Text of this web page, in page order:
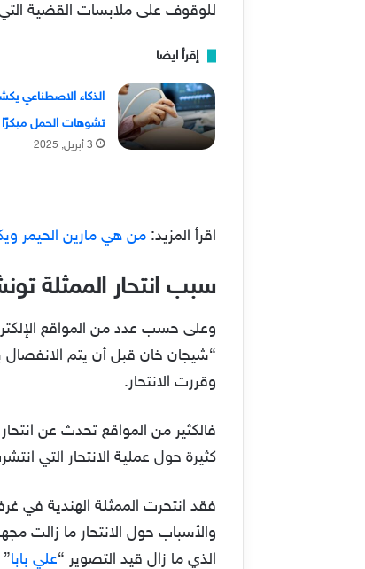
للوقوف على ملابسات القضية التي
إقرأ ايضا
الذكاء الاصطناعي
تشوهات الحمل مبكرًا
3 أبريل, 2025
اقرأ المزيد: من هي مارين الحيمر
سبب انتحار الممثلة
“شيجان خان قبل أن يتم الانفصال
وقررت الانتحار.
فالكثير من المواقع تحدث عن
كثيرة حول عملية الانتحار التي
فقد انتحرت الممثلة الهندية في
والأسباب حول الانتحار ما زالت
الذي ما زال قيد التصوير “علي بابا